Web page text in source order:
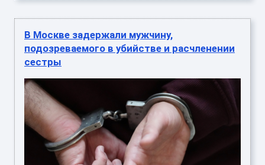
В Москве задержали мужчину,
подозреваемого в убийстве и расчленении
сестры